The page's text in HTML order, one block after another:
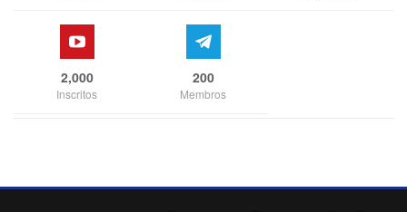
2,000
Inscritos
200
Membros